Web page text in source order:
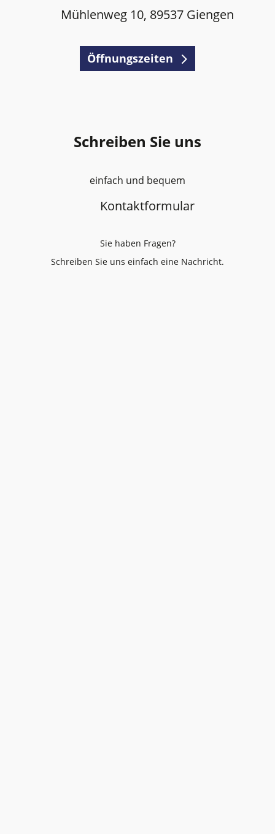
Mühlenweg 10, 89537 Giengen
Öffnungszeiten
Schreiben Sie uns
einfach und bequem
Kontaktformular
Sie haben Fragen?
Schreiben Sie uns einfach eine Nachricht.